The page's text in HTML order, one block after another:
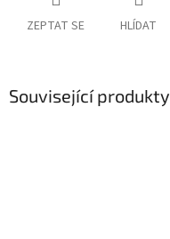
ZEPTAT SE HLÍDAT
Související produkty